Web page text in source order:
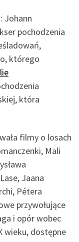
Johann
pochodzenia
którego
która
filmy o losach
Mali
Jaana
Pétera
przywołujące
i opór wobec
wieku, dostępne